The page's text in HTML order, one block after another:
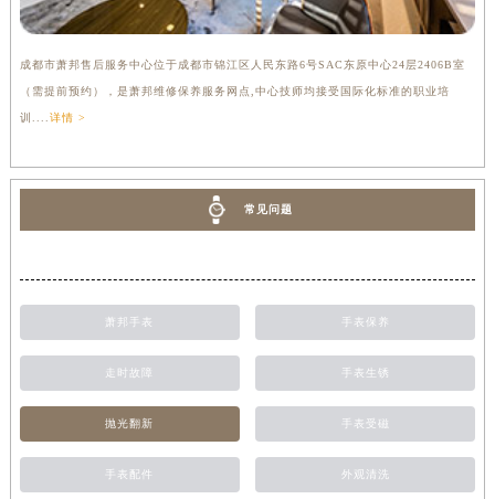
成都市萧邦售后服务中心位于成都市锦江区人民东路6号SAC东原中心24层2406B室
（需提前预约），是萧邦维修保养服务网点,中心技师均接受国际化标准的职业培
训.... 详情 >
常见问题
萧邦手表 手表保养
走时故障 手表生锈
抛光翻新 手表受磁
手表配件 外观清洗